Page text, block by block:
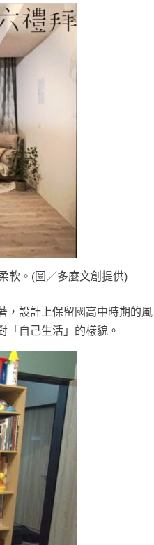
軟。(圖／多麼文創提供)
，設計上保留國高中時期的風
「自己生活」的樣貌。